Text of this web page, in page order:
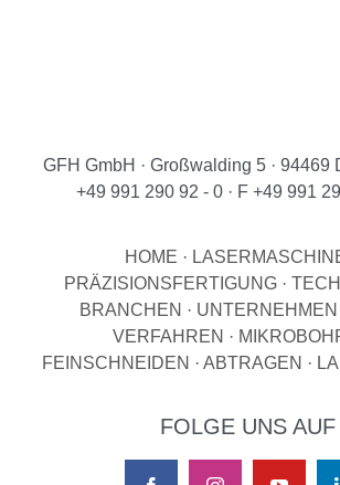
GFH GmbH · Großwalding 5 · 94469
+49 991 290 92 - 0 · F +49 991
HOME ·
PRÄZISIONSFERTIGUNG ·
BRANCHEN · UNTERNEHMEN
VERFAHREN ·
FEINSCHNEIDEN · ABTRAGEN ·
FOLGE UNS AUF